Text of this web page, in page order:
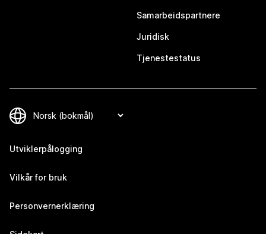
Samarbeidspartnere
Juridisk
Tjenestestatus
Utviklerpålogging
Vilkår for bruk
Personvernerklæring